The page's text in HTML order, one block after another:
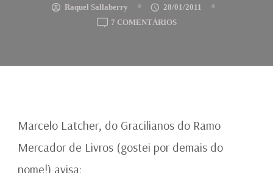
Raquel Sallaberry
28/01/2011
7 COMENTÁRIOSEM
VENDA
Marcelo Latcher, do Gracilianos do Ramo
Mercador de Livros (gostei por demais do
nome!) avisa: